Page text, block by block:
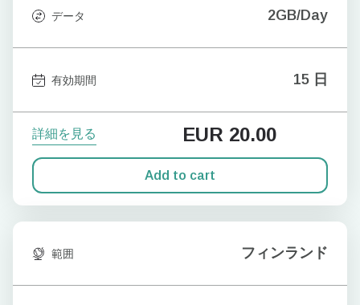
データ 2GB/Day
有効期間 15 日
詳細を見る EUR 20.00
Add to cart
範囲 フィンランド